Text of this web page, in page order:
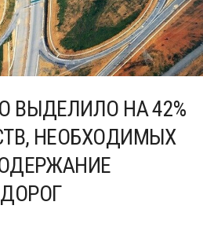
ВЫДЕЛИЛО НА 42%
НЕОБХОДИМЫХ